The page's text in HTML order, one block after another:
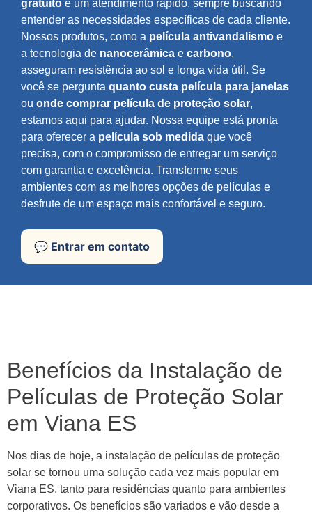
gratuito e um atendimento rápido, sempre buscando
entender as necessidades específicas de cada cliente.
Nossos produtos, como a película antivandalismo e
a tecnologia de nanocerâmica e carbono,
asseguram resistência ao sol e longa vida útil. Se
você se pergunta quanto custa película para janelas
ou onde comprar película de proteção solar,
estamos aqui para ajudar. Nossa equipe está pronta
para oferecer a película sob medida que você
precisa, com o compromisso de entregar um serviço
com garantia e excelência. Transforme seus
ambientes com as melhores opções de películas e
desfrute de um espaço mais confortável e seguro.
💬 Entrar em contato
Benefícios da Instalação de
Películas de Proteção Solar
em Viana ES
Nos dias de hoje, a instalação de películas de proteção
solar se tornou uma solução cada vez mais popular em
Viana ES, tanto para residências quanto para ambientes
corporativos. Os benefícios são variados e vão desde a